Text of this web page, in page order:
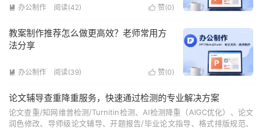
 赞(0)
 办公制作 阅读(42)
教案制作推荐怎么做更高效？老师常用方
法分享
 赞(0)
 办公制作 阅读(39)
论文辅导查重降重服务，快速通过检测的专业解决方案
论文查重/知网维普检测/Turnitin检测、AI检测降重（AIGC优化）、论文
润色修改、导师级论文辅导、开题报告/毕业论文指导、格式排版规范、